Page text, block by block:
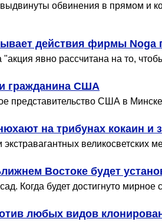
выдвинуты обвинения в прямом
действия фирмы Noga
"акция явно рассчитана на то,
гражданина США
представительство США в
на трибунах кокаин и
великосветских
Востоке будет
Когда будет достигнуто
любых видов